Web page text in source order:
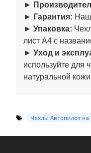
►
► Гарантия: Наш
► Упаковка:
лист А4 с
► Уход и
используйте для
натуральной
Чехлы Автопилот на